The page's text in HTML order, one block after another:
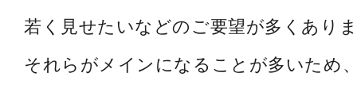
若く見せたいなどのご要望が多くあり
それらがメインになることが多いため